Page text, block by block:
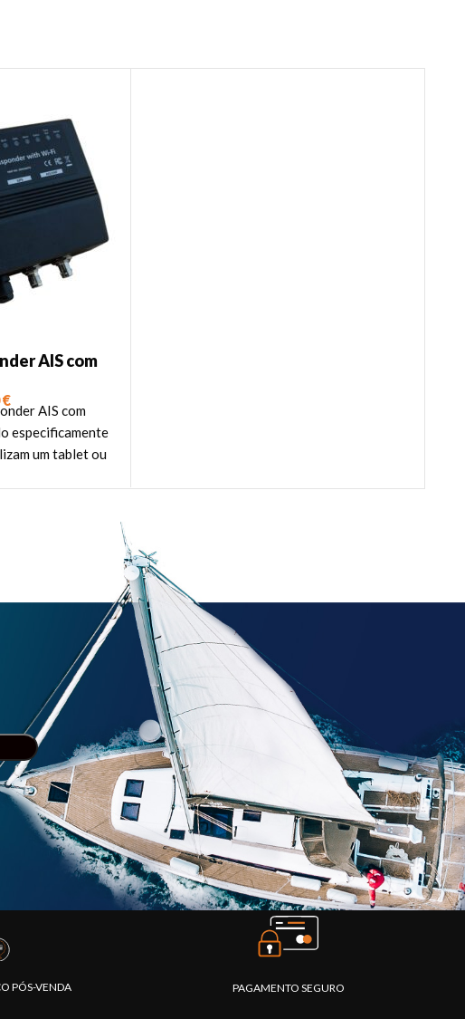
AIS com
€
AIS com
especificamente
um tablet ou
PÓS-VENDA PAGAMENTO SEGURO